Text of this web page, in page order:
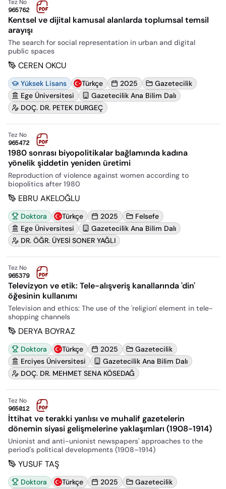
Tez No
965762
Kentsel ve dijital kamusal alanlarda toplumsal temsil
arayışı
The search for social representation in urban and digital
public spaces
CEREN OKCU
Yüksek Lisans Türkçe 2025
Gazetecilik
Ege Üniversitesi
Gazetecilik Ana Bilim Dalı
DOÇ. DR. PETEK DURGEÇ
Tez No
965472
1980 sonrası biyopolitikalar bağlamında kadına
yönelik şiddetin yeniden üretimi
Reproduction of violence against women according to
biopolitics after 1980
EBRU AKELOĞLU
Doktora Türkçe 2025
Felsefe
Ege Üniversitesi
Gazetecilik Ana Bilim Dalı
DR. ÖĞR. ÜYESİ SONER YAĞLI
Tez No
965379
Televizyon ve etik: Tele-alışveriş kanallarında 'din'
öğesinin kullanımı
Television and ethics: The use of the 'religion' element in tele-
shopping channels
DERYA BOYRAZ
Doktora Türkçe 2025
Gazetecilik
Erciyes Üniversitesi
Gazetecilik Ana Bilim Dalı
DOÇ. DR. MEHMET SENA KÖSEDAĞ
Tez No
965012
İttihat ve terakki yanlısı ve muhalif gazetelerin
dönemin siyasi gelişmelerine yaklaşımları (1908-1914)
Unionist and anti-unionist newspapers' approaches to the
period's political developments (1908–1914)
YUSUF TAŞ
Doktora Türkçe 2025
Gazetecilik